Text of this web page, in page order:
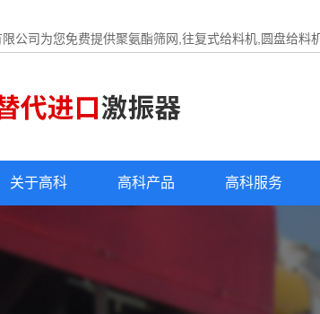
公司为您免费提供聚氨酯筛网 ,往复式给料机,圆盘给料
关于高科 高科产品 高科服务